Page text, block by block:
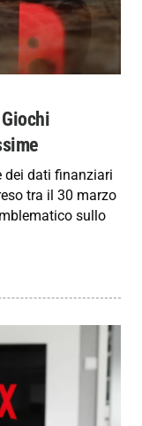
dei dati finanziari
tra il 30 marzo
sullo